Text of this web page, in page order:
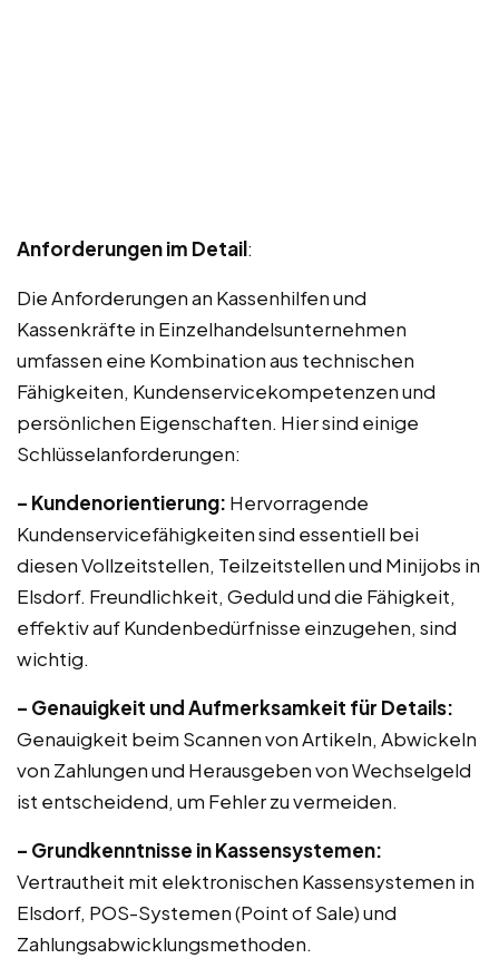
Anforderungen im Detail:
Die Anforderungen an Kassenhilfen und
Kassenkräfte in Einzelhandelsunternehmen
umfassen eine Kombination aus technischen
Fähigkeiten, Kundenservicekompetenzen und
persönlichen Eigenschaften. Hier sind einige
Schlüsselanforderungen:
– Kundenorientierung: Hervorragende
Kundenservicefähigkeiten sind essentiell bei
diesen Vollzeitstellen, Teilzeitstellen und Minijobs in
Elsdorf. Freundlichkeit, Geduld und die Fähigkeit,
effektiv auf Kundenbedürfnisse einzugehen, sind
wichtig.
– Genauigkeit und Aufmerksamkeit für Details:
Genauigkeit beim Scannen von Artikeln, Abwickeln
von Zahlungen und Herausgeben von Wechselgeld
ist entscheidend, um Fehler zu vermeiden.
– Grundkenntnisse in Kassensystemen:
Vertrautheit mit elektronischen Kassensystemen in
Elsdorf, POS-Systemen (Point of Sale) und
Zahlungsabwicklungsmethoden.